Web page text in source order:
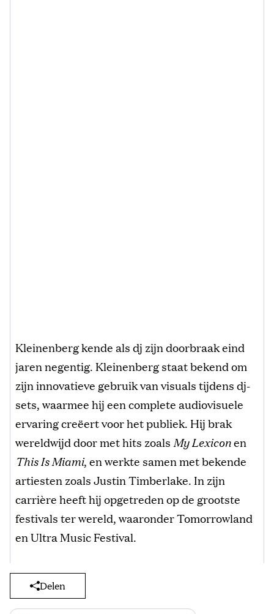
Kleinenberg kende als dj zijn doorbraak eind
jaren negentig. Kleinenberg staat bekend om
zijn innovatieve gebruik van visuals tijdens dj-
sets, waarmee hij een complete audiovisuele
ervaring creëert voor het publiek. Hij brak
wereldwijd door met hits zoalsMy Lexiconen
This Is Miami, en werkte samen met bekende
artiesten zoals Justin Timberlake. In zijn
carrière heeft hij opgetreden op de grootste
festivals ter wereld, waaronder Tomorrowland
en Ultra Music Festival.
Delen